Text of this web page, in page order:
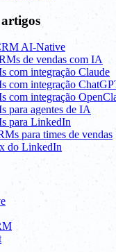
artigos
AI-Native
de vendas com IA
com integração Claude
com integração
com integração
para agentes de IA
para LinkedIn
para times de vendas
do LinkedIn